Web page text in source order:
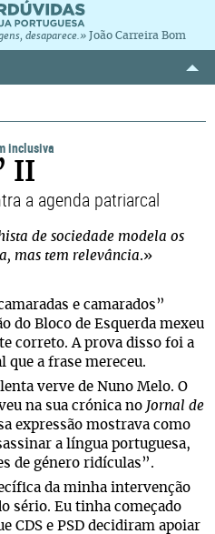
desaparece.» João Carreira Bom
inclusiva
II
a agenda patriarcal
de sociedade modela os
mas tem relevância.»
e camarados”
do Bloco de Esquerda mexeu
correto. A prova disso foi a
que a frase mereceu.
verve de Nuno Melo. O
na sua crónica no Jornal de
expressão mostrava como
a língua portuguesa,
de género ridículas”.
da minha intervenção
sério. Eu tinha começado
CDS e PSD decidiram apoiar